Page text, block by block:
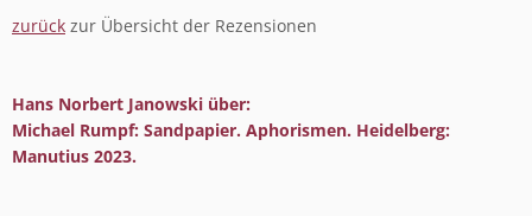
zurück zur Übersicht der Rezensionen
Hans Norbert Janowski über:
Michael Rumpf: Sandpapier. Aphorismen. Heidelberg:
Manutius 2023.